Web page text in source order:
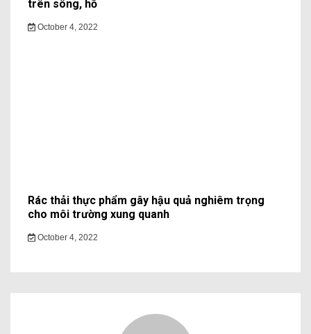
trên sông, hồ
October 4, 2022
Rác thải thực phẩm gây hậu quả nghiêm trọng
cho môi trường xung quanh
October 4, 2022